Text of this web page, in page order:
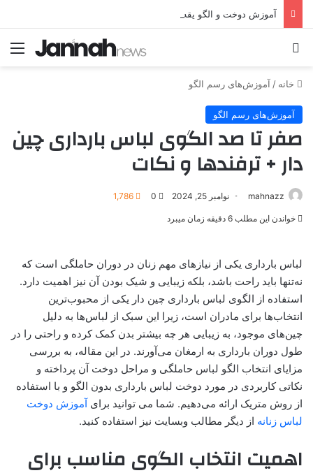
آموزش دوخت و الگو یقه حلزونی جلوبسته و مجلسی
خانه / آموزش‌های رسم الگو
آموزش‌های رسم الگو
صفر تا صد الگوی لباس بارداری چین
دار + ترفندها و نکات
mahnazz نوامبر 25, 2024 0
1,786
خواندن این مطلب 6 دقیقه زمان میبرد
لباس بارداری یکی از نیازهای مهم زنان در دوران حاملگی است که
نه‌تنها باید راحت باشد، بلکه زیبایی و شیک بودن آن نیز اهمیت دارد.
استفاده از الگوی لباس بارداری چین‌ دار یکی از محبوب‌ترین
انتخاب‌ها برای مادران است، زیرا این سبک از لباس‌ها به دلیل
چین‌های موجود، به زیبایی هر چه بیشتر بدن کمک کرده و راحتی را در
طول دوران بارداری به ارمغان می‌آورند. در این مقاله، به بررسی
مزایای انتخاب الگو لباس حاملگی و مراحل دوخت آن پرداخته و
نکاتی کاربردی در مورد دوخت لباس بارداری بدون الگو و با استفاده
از روش متریک ارائه می‌دهیم. شما می توانید برای آموزش دوخت
لباس زنانه از دیگر مطالب وبسایت نیز استفاده کنید.
اهمیت انتخاب الگوی مناسب برای